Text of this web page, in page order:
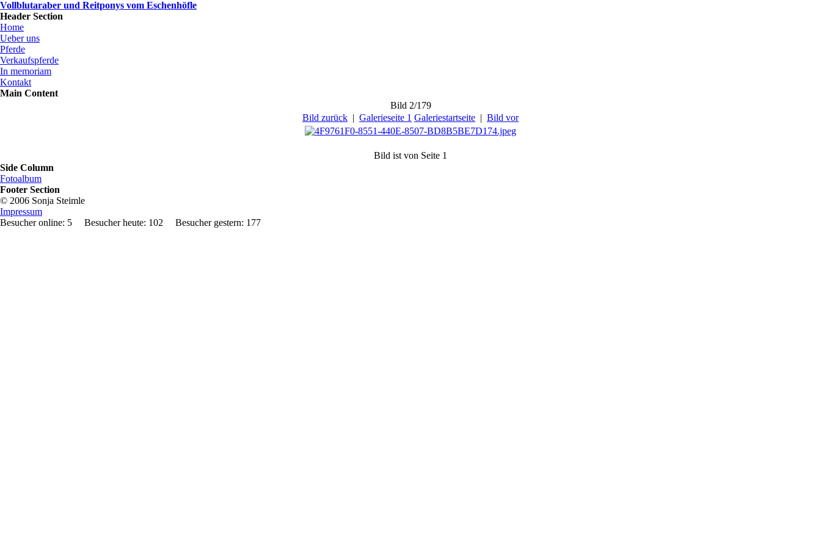
Vollblutaraber und Reitponys vom Eschenhöfle
Header Section
Home
Ueber uns
Pferde
Verkaufspferde
In memoriam
Kontakt
Main Content
Bild 2/179
Bild zurück | Galerieseite 1 Galeriestartseite | Bild vor
Bild ist von Seite 1
Side Column
Fotoalbum
Footer Section
© 2006 Sonja Steimle
Impressum
Besucher online: 5 Besucher heute: 102 Besucher gestern: 177